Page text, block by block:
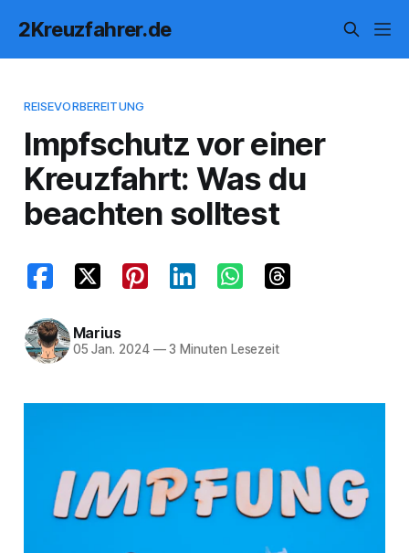
2Kreuzfahrer.de
REISEVORBEREITUNG
Impfschutz vor einer
Kreuzfahrt: Was du
beachten solltest
Marius
05 Jan. 2024 —3 Minuten Lesezeit